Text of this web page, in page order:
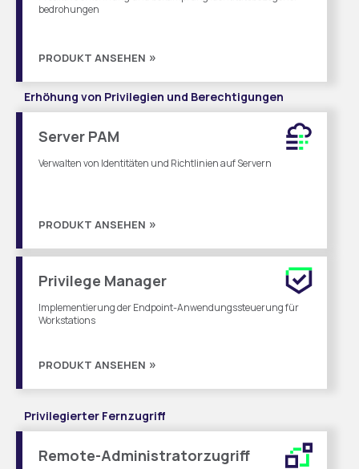
bedrohungen
PRODUKT ANSEHEN
Erhöhung von Privilegien und Berechtigungen
Server PAM
Verwalten von Identitäten und Richtlinien auf Servern
PRODUKT ANSEHEN
Privilege Manager
Implementierung der Endpoint-Anwendungssteuerung für
Workstations
PRODUKT ANSEHEN
Privilegierter Fernzugriff
Remote-Administratorzugriff